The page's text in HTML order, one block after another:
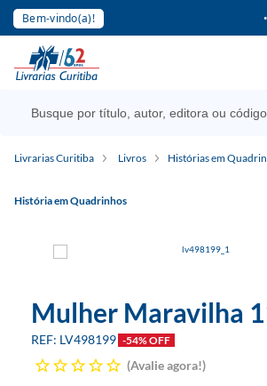
Bem-vindo(a)!
Livrarias Curitiba Livros Histórias em
História em Quadrinhos
Mulher Maravilha
LV498199 -54% OFF
Avalie agora!